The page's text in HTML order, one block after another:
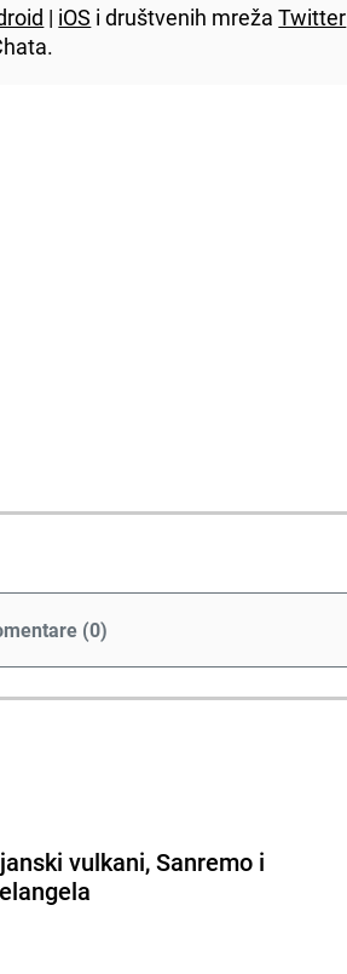
| iOS i društvenih mrežaTwitter
(0)
vulkani, Sanremo i